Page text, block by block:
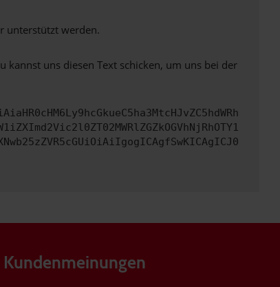
unterstützt werden.
uns diesen Text schicken, um uns bei der
Kundenmeinungen